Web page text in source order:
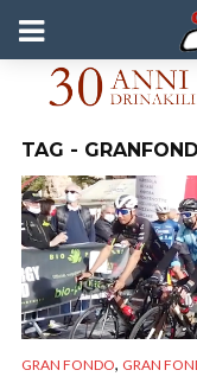
TAG -
GRAN FONDO, GRAN